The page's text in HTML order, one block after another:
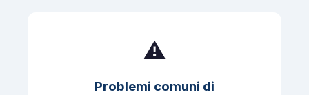
⚠️
Problemi comuni di